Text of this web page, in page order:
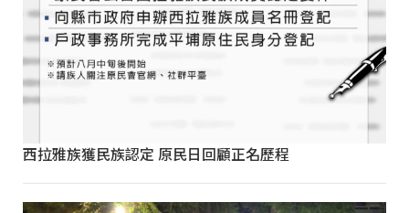
西拉雅族獲民族認定 原民日回顧正名歷程